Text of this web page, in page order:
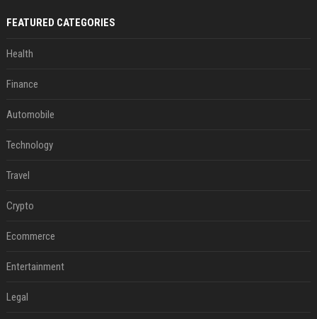
FEATURED CATEGORIES
Health
Finance
Automobile
Technology
Travel
Crypto
Ecommerce
Entertainment
Legal